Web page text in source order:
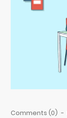
Comments (0) -